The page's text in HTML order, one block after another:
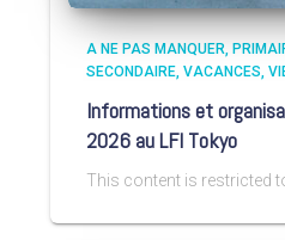
A NE PAS MANQUER
SECONDAIRE VACANCES
Informations et
2026 au LFI Tokyo
This content is restricted